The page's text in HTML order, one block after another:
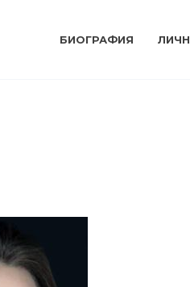
БИОГРАФИЯ